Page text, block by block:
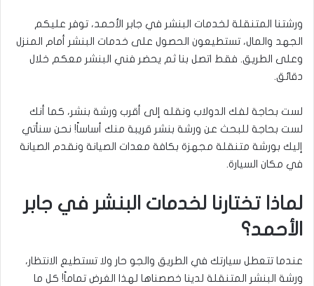
ورشتنا المتنقلة لخدمات البنشر في جابر الأحمد، توفر عليكم
الجهد والمال، تستطيعون الحصول على خدمات البنشر أمام المنزل
وعلى الطريق. فقط اتصل بنا ثم يحضر فني البنشر معكم خلال
دقائق.
لست بحاجة لفك الدولاب ونقله إلى أقرب ورشة بنشر، كما أنك
لست بحاجة للبحث عن ورشة بنشر قريبة منك أساساً! نحن سنأتي
إليك بورشة متنقلة مجهزة بكافة معدات الصيانة ونقدم الصيانة
في مكان السيارة.
لماذا تختارنا لخدمات البنشر في جابر
الأحمد؟
عندما تتعطل سيارتك في الطريق والجو حار ولا تستطيع الانتظار،
ورشة البنشر المتنقلة لدينا خصصناها لهذا الغرض تماماً! كل ما